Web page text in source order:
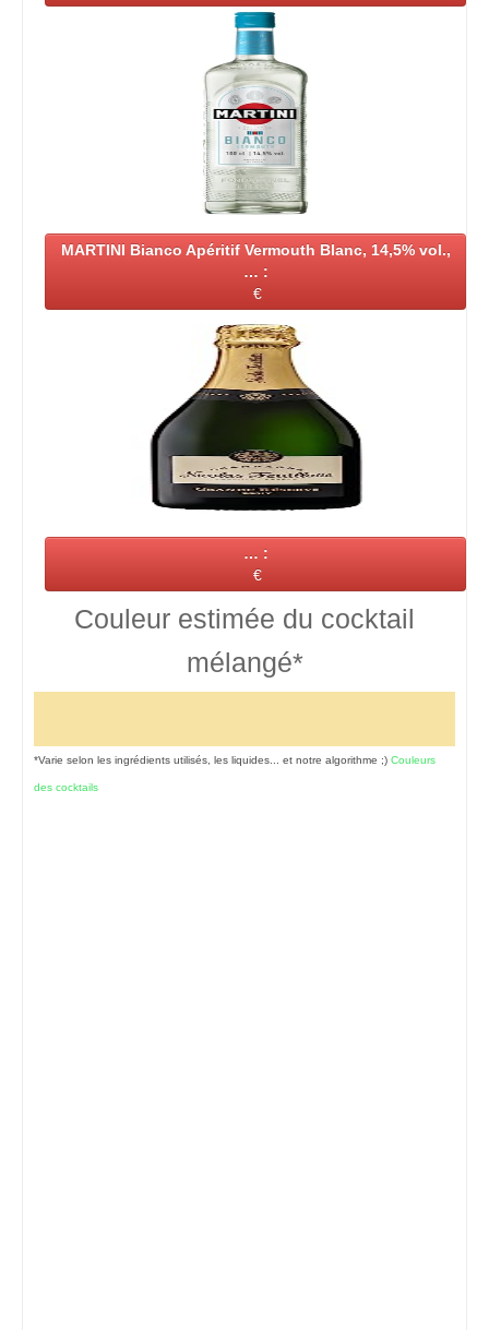
MARTINI Bianco Apéritif Vermouth Blanc, 14,5% vol.,
… :
€
… :
€
Couleur estimée du cocktail
mélangé*
*Varie selon les ingrédients utilisés, les liquides... et notre algorithme ;) Couleurs
des cocktails